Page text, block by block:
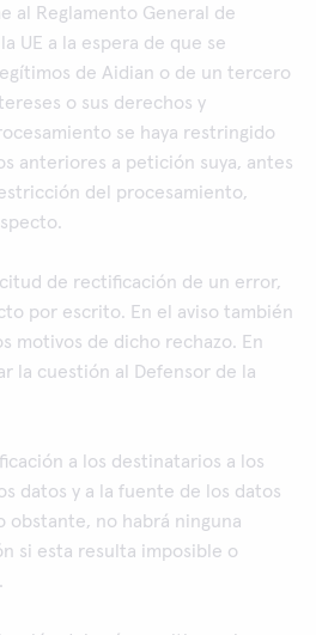
al Reglamento General de
UE a la espera de que se
de Aidian o de un tercero
o sus derechos y
se haya restringido
anteriores a petición suya, antes
del procesamiento,
de rectificación de un error,
por escrito. En el aviso también
motivos de dicho rechazo. En
la cuestión al Defensor de la
a los destinatarios a los
datos y a la fuente de los datos
obstante, no habrá ninguna
si esta resulta imposible o